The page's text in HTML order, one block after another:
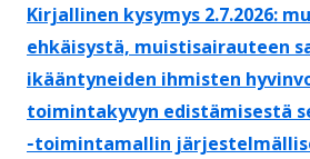
Kirjallinen kysymys 2.7.2026:
ehkäisystä, muistisairauteen
ikääntyneiden ihmisten
toimintakyvyn edistämisestä
‑toimintamallin